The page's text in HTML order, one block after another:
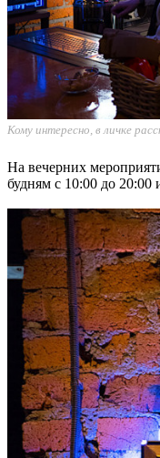
Кому интересно, в личке
На вечерних
будням с 10:00 до 20:00